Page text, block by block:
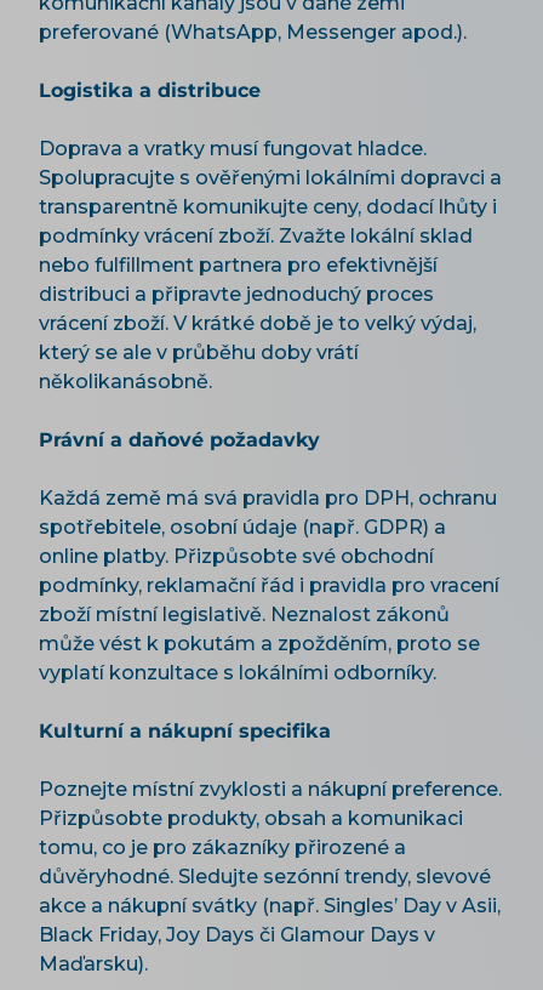
preferované (WhatsApp, Messenger apod.).
Logistika a distribuce
Doprava a vratky musí fungovat hladce.
Spolupracujte s ověřenými lokálními dopravci a
transparentně komunikujte ceny, dodací lhůty i
podmínky vrácení zboží. Zvažte lokální sklad
nebo fulfillment partnera pro efektivnější
distribuci a připravte jednoduchý proces
vrácení zboží. V krátké době je to velký výdaj,
který se ale v průběhu doby vrátí
několikanásobně.
Právní a daňové požadavky
Každá země má svá pravidla pro DPH, ochranu
spotřebitele, osobní údaje (např. GDPR) a
online platby. Přizpůsobte své obchodní
podmínky, reklamační řád i pravidla pro vracení
zboží místní legislativě. Neznalost zákonů
může vést k pokutám a zpožděním, proto se
vyplatí konzultace s lokálními odborníky.
Kulturní a nákupní specifika
Poznejte místní zvyklosti a nákupní preference.
Přizpůsobte produkty, obsah a komunikaci
tomu, co je pro zákazníky přirozené a
důvěryhodné. Sledujte sezónní trendy, slevové
akce a nákupní svátky (např. Singles’ Day v Asii,
Black Friday, Joy Days či Glamour Days v
Maďarsku).